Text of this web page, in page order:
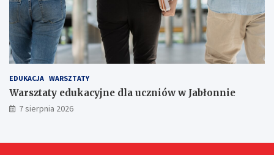
EDUKACJA WARSZTATY
Warsztaty edukacyjne dla uczniów w Jabłonnie
7 sierpnia 2026